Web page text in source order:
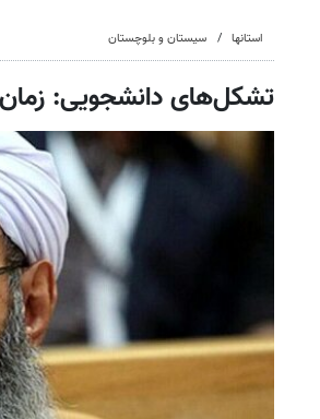
استانها سیستان و بلوچستان
تشکل‌های دانشجویی: زمان